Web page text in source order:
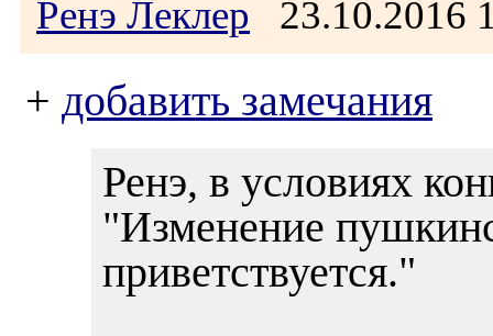
Ренэ Леклер
+ добавить замечания
Ренэ, в условиях
"Изменение
приветствуется."